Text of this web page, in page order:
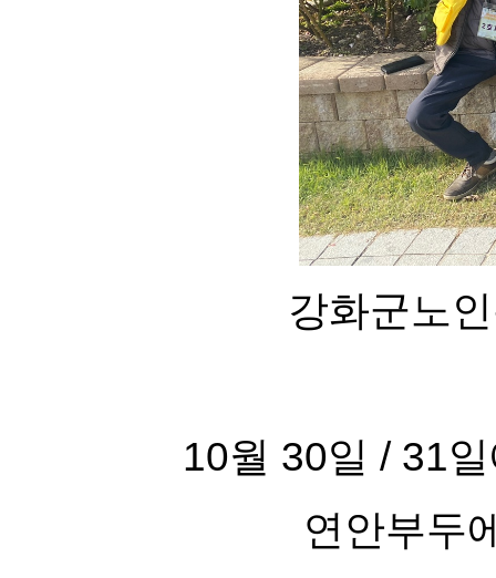
강화군노
10월 30일 / 31
연안부두